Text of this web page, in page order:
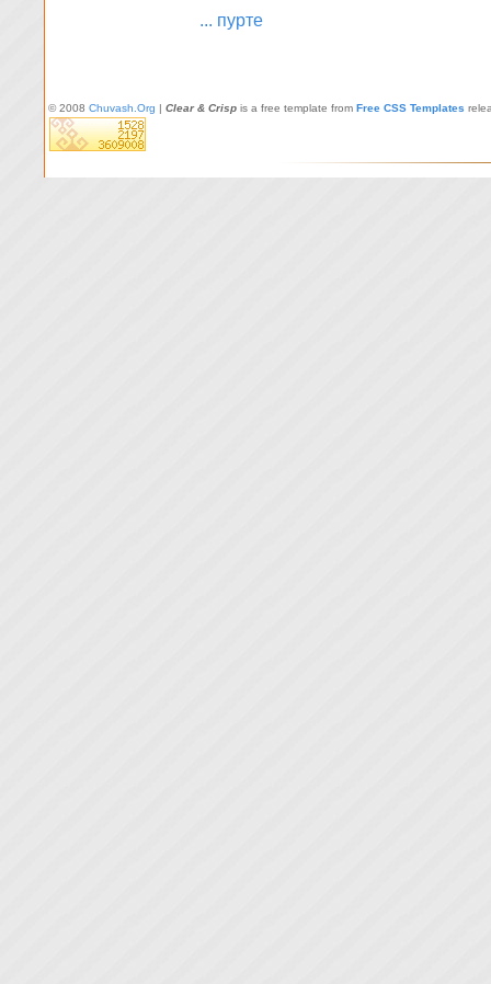
... пурте
© 2008 Chuvash.Org | Clear & Crisp is a free template from Free CSS Templates